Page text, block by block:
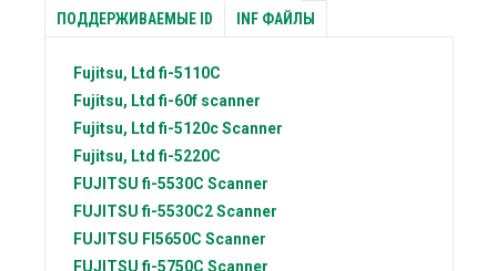
ПОДДЕРЖИВАЕМЫЕ ID INF ФАЙЛЫ
Fujitsu, Ltd fi-5110C
Fujitsu, Ltd fi-60f scanner
Fujitsu, Ltd fi-5120c Scanner
Fujitsu, Ltd fi-5220C
FUJITSU fi-5530C Scanner
FUJITSU fi-5530C2 Scanner
FUJITSU FI5650C Scanner
FUJITSU fi-5750C Scanner